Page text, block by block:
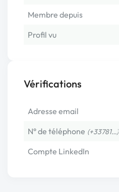
Membre depuis
Profil vu
Vérifications
Adresse email
N° de téléphone (+33781…)
Compte LinkedIn